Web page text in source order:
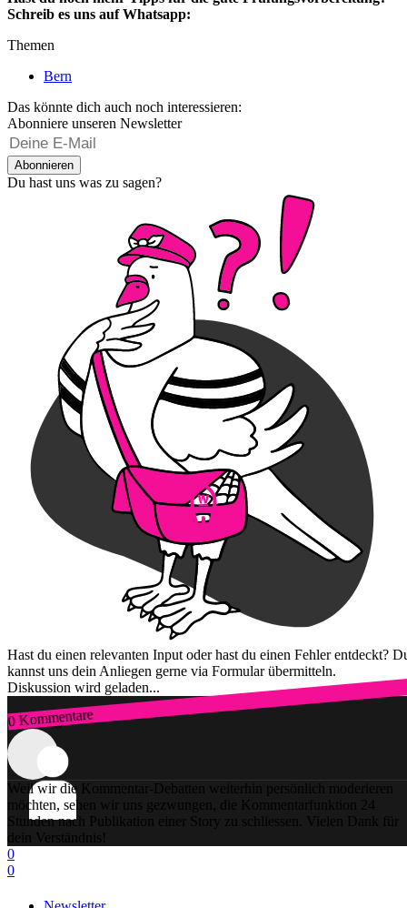
Schreib es uns auf Whatsapp:
Themen
Bern
Das könnte dich auch noch interessieren:
Abonniere unseren Newsletter
Abonnieren
Du hast uns was zu sagen?
Hast du einen relevanten Input oder hast du einen Fehler entdeckt?
kannst uns dein Anliegen gerne via Formular übermitteln.
Diskussion wird geladen...
0 Kommentare
Zum Login
Weil wir die Kommentar-Debatten weiterhin persönlich moderieren
möchten, sehen wir uns gezwungen, die Kommentarfunktion 24
Stunden nach Publikation einer Story zu schliessen. Vielen Dank für
dein Verständnis!
0
0